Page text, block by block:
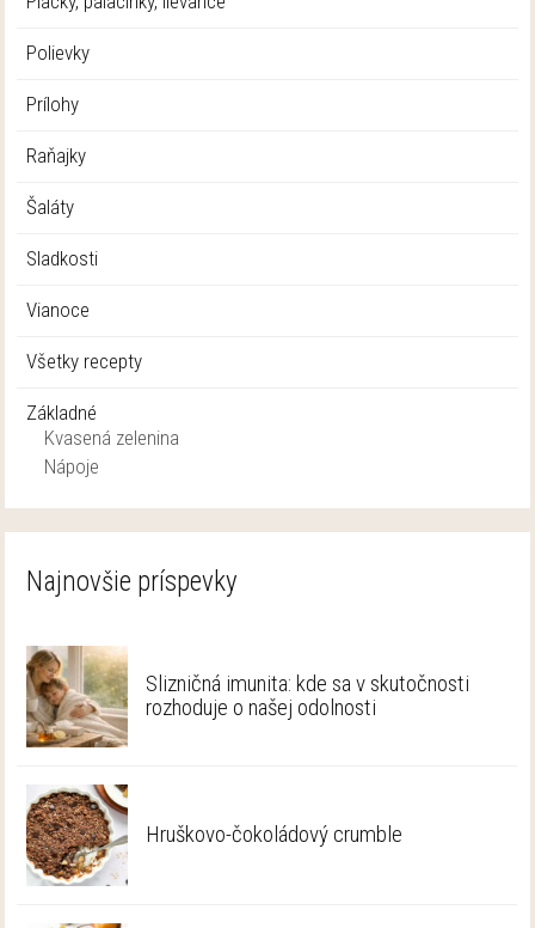
Polievky
Prílohy
Raňajky
Šaláty
Sladkosti
Vianoce
Všetky recepty
Základné
Kvasená zelenina
Nápoje
Najnovšie príspevky
Slizničná imunita: kde sa v skutočnosti
rozhoduje o našej odolnosti
Hruškovo-čokoládový crumble